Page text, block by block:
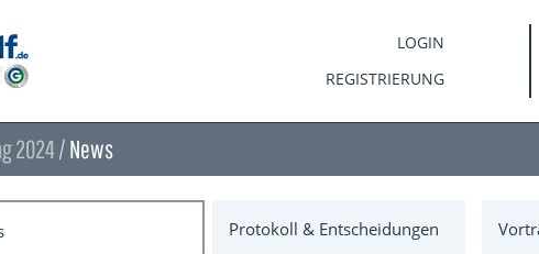
LOGIN
REGISTRIERUNG
2024 / News
Protokoll & Entscheidungen